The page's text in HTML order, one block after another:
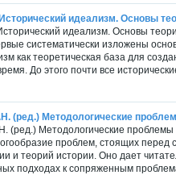
идеализм. Основы
идеализм. Основы
систематически изложены
как теоретическая база для
До этого почти все
(ред.) Методологические
(ред.) Методологические
проблем, стоящих перед
и теорий истории. Оно дает
подходах к сопряженным